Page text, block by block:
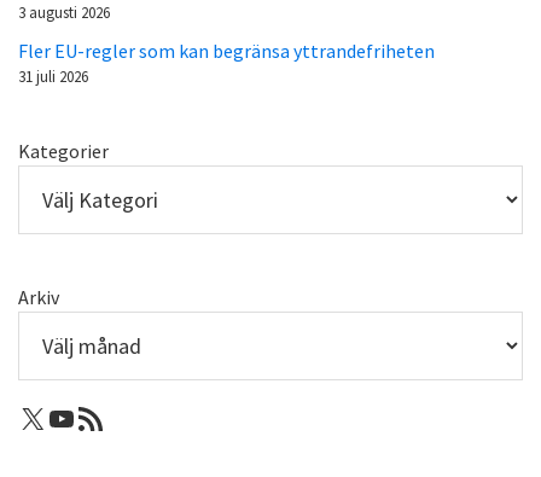
3 augusti 2026
Fler EU-regler som kan begränsa yttrandefriheten
31 juli 2026
Kategorier
Arkiv
X: Femtejuli
Youtube
RSS-flöde